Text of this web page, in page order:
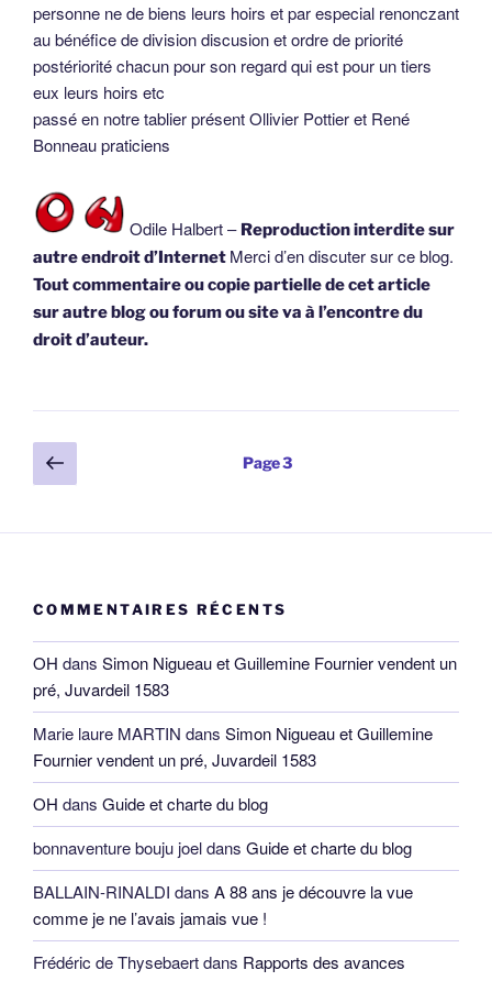
personne ne de biens leurs hoirs et par especial renonczant
au bénéfice de division discusion et ordre de priorité
postériorité chacun pour son regard qui est pour un tiers
eux leurs hoirs etc
passé en notre tablier présent Ollivier Pottier et René
Bonneau praticiens
Odile Halbert – Reproduction interdite sur
autre endroit d’Internet Merci d’en discuter sur ce blog.
Tout commentaire ou copie partielle de cet article
sur autre blog ou forum ou site va à l’encontre du
droit d’auteur.
Pagination
des
Page
précédente
Page3
COMMENTAIRES RÉCENTS
OH dans Simon Nigueau et Guillemine Fournier vendent un
pré, Juvardeil 1583
Marie laure MARTIN dans Simon Nigueau et Guillemine
Fournier vendent un pré, Juvardeil 1583
OH dans Guide et charte du blog
bonnaventure bouju joeldans Guide et charte du blog
BALLAIN-RINALDI dans A 88 ans je découvre la vue
comme je ne l’avais jamais vue !
Frédéric de Thysebaertdans Rapports des avances